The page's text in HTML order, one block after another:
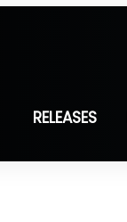
RELEASES